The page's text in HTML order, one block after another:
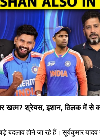
खत्म? श्रेयस, इशान, तिलक में से
बदलाव होने जा रहे हैं। सूर्यकुमार